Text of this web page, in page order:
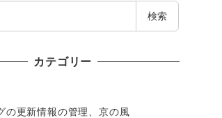
検索
カテゴリー
の更新情報の管理、京の風